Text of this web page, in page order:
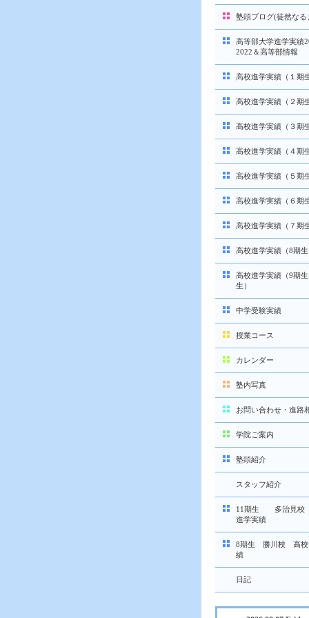
塾頭ブログ(徒然なる
高等部大学進学実績
2022＆高等部情報
高校進学実績（１期
高校進学実績（２期
高校進学実績（３期
高校進学実績（４期
高校進学実績（５期
高校進学実績（６期
高校進学実績（７期
高校進学実績（8期生
高校進学実績（9期
生）
中学受験実績
授業コース
カレンダー
塾内写真
お問い合わせ・進路
学院ご案内
塾頭紹介
スタッフ紹介
11期生 多治見校
進学実績
8期生 勝川校 高校
績
日記